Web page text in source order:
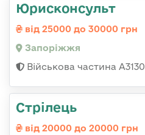
Юрисконсульт
від 25000 до 30000 грн
Запоріжжя
Військова частина А3130
Стрілець
від 20000 до 20000 грн